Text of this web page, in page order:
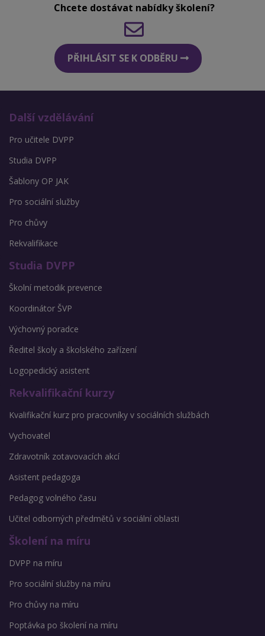
Chcete dostávat nabídky školení?
PŘIHLÁSIT SE K ODBĚRU
Další vzdělávání
Pro učitele DVPP
Studia DVPP
Šablony OP JAK
Pro sociální služby
Pro chůvy
Rekvalifikace
Studia DVPP
Školní metodik prevence
Koordinátor ŠVP
Výchovný poradce
Ředitel školy a školského zařízení
Logopedický asistent
Rekvalifikační kurzy
Kvalifikační kurz pro pracovníky v sociálních službách
Vychovatel
Zdravotník zotavovacích akcí
Asistent pedagoga
Pedagog volného času
Učitel odborných předmětů v sociální oblasti
Školení na míru
DVPP na míru
Pro sociální služby na míru
Pro chůvy na míru
Poptávka po školení na míru